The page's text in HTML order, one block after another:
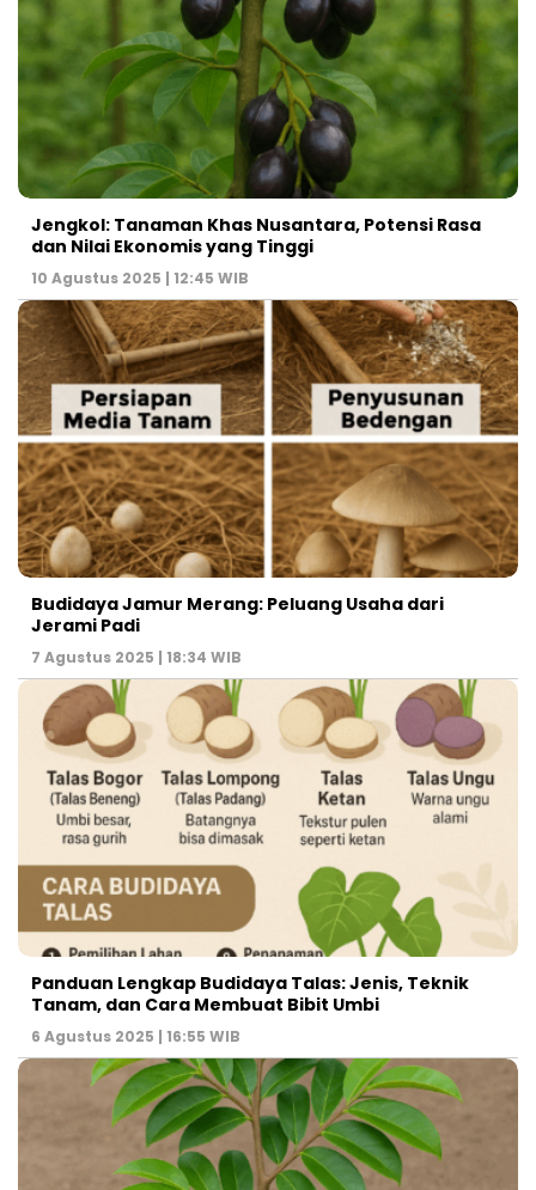
Jengkol: Tanaman Khas Nusantara, Potensi Rasa
dan Nilai Ekonomis yang Tinggi
10 Agustus 2025 | 12:45 WIB
Budidaya Jamur Merang: Peluang Usaha dari
Jerami Padi
7 Agustus 2025 | 18:34 WIB
Panduan Lengkap Budidaya Talas: Jenis, Teknik
Tanam, dan Cara Membuat Bibit Umbi
6 Agustus 2025 | 16:55 WIB